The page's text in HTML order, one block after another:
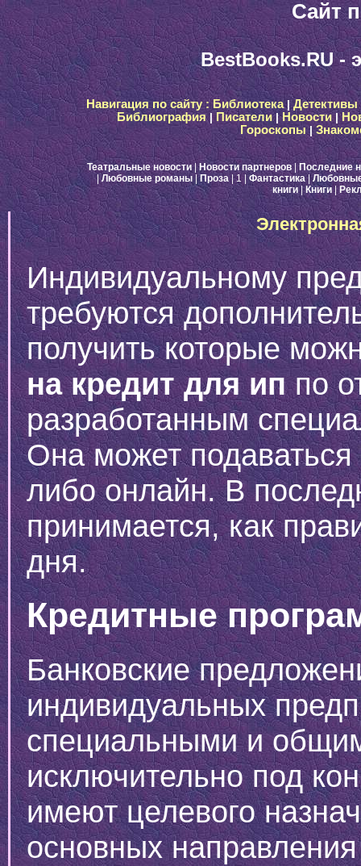
Сайт
BestBooks.RU -
Навигация по сайту : Библиотека|Детективы
Библиография| Писатели|Новости |
Гороскопы|
Театральные новости|Новости партнеров| Последние
|Любовные романы |Проза| 1 Фантастика|
книги| Книги|
Индивидуальному
требуются
получить которые
на кредит для иппо
разработанным
Она может
либо онлайн. В
принимается, как
дня.
Кредитные
Банковские
индивидуальных
специальными и
исключительно под
имеют целевого
основных